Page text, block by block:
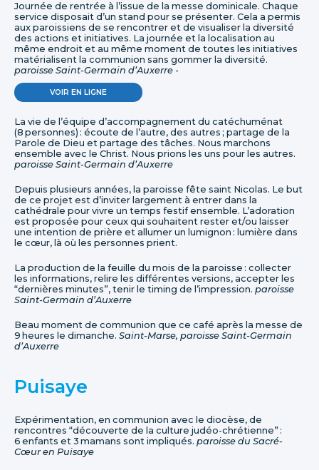
Journée de rentrée à l’issue de la messe dominicale. Chaque
service disposait d’un stand pour se présenter. Cela a permis
aux paroissiens de se rencontrer et de visualiser la diversité
des actions et initiatives. La journée et la localisation au
même endroit et au même moment de toutes les initiatives
matérialisent la communion sans gommer la diversité.
paroisse Saint-Germain d’Auxerre -
VOIR EN LIGNE
La vie de l’équipe d’accompagnement du catéchuménat
(8 personnes) : écoute de l’autre, des autres ; partage de la
Parole de Dieu et partage des tâches. Nous marchons
ensemble avec le Christ. Nous prions les uns pour les autres.
paroisse Saint-Germain d’Auxerre
Depuis plusieurs années, la paroisse fête saint Nicolas. Le but
de ce projet est d’inviter largement à entrer dans la
cathédrale pour vivre un temps festif ensemble. L’adoration
est proposée pour ceux qui souhaitent rester et/ou laisser
une intention de prière et allumer un lumignon : lumière dans
le cœur, là où les personnes prient.
La production de la feuille du mois de la paroisse : collecter
les informations, relire les différentes versions, accepter les
“dernières minutes”, tenir le timing de l’impression. paroisse
Saint-Germain d’Auxerre
Beau moment de communion que ce café après la messe de
9 heures le dimanche. Saint-Marse, paroisse Saint-Germain
d’Auxerre
Puisaye
Expérimentation, en communion avec le diocèse, de
rencontres “découverte de la culture judéo-chrétienne” :
6 enfants et 3 mamans sont impliqués. paroisse du Sacré-
Cœur en Puisaye